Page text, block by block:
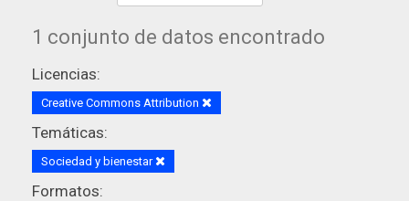
1 conjunto de datos encontrado
Licencias:
Creative Commons Attribution
Temáticas:
Sociedad y bienestar
Formatos: